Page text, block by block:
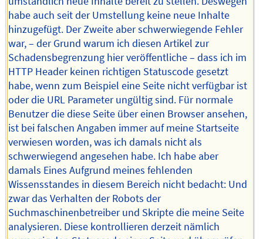
habe auch seit der Umstellung keine neue Inhalte
hinzugefügt. Der Zweite aber schwerwiegende Fehler
war, – der Grund warum ich diesen Artikel zur
Schadensbegrenzung hier veröffentliche – dass ich im
HTTP Header keinen richtigen Statuscode gesetzt
habe, wenn zum Beispiel eine Seite nicht verfügbar ist
oder die URL Parameter ungültig sind. Für normale
Benutzer die diese Seite über einen Browser ansehen,
ist bei falschen Angaben immer auf meine Startseite
verwiesen worden, was ich damals nicht als
schwerwiegend angesehen habe. Ich habe aber
damals Eines Aufgrund meines fehlenden
Wissensstandes in diesem Bereich nicht bedacht: Und
zwar das Verhalten der Robots der
Suchmaschinenbetreiber und Skripte die meine Seite
analysieren. Diese kontrollieren derzeit nämlich